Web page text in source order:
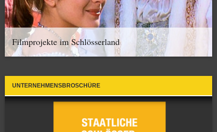
Filmprojekte im Schlösserland
UNTERNEHMENSBROSCHÜRE